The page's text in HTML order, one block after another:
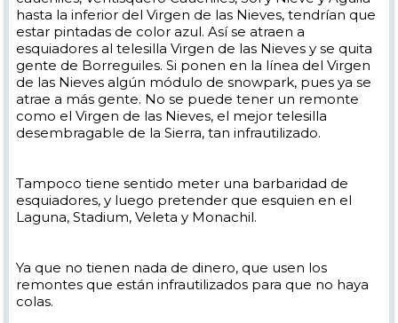
hasta la inferior del Virgen de las Nieves, tendrían que
estar pintadas de color azul. Así se atraen a
esquiadores al telesilla Virgen de las Nieves y se quita
gente de Borreguiles. Si ponen en la línea del Virgen
de las Nieves algún módulo de snowpark, pues ya se
atrae a más gente. No se puede tener un remonte
como el Virgen de las Nieves, el mejor telesilla
desembragable de la Sierra, tan infrautilizado.
Tampoco tiene sentido meter una barbaridad de
esquiadores, y luego pretender que esquien en el
Laguna, Stadium, Veleta y Monachil.
Ya que no tienen nada de dinero, que usen los
remontes que están infrautilizados para que no haya
colas.